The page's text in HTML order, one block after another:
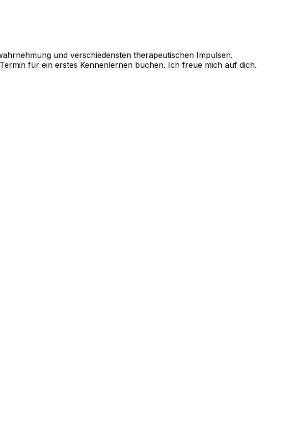
und verschiedensten therapeutischen Impulsen.
für ein erstes Kennenlernen buchen. Ich freue mich auf dich.